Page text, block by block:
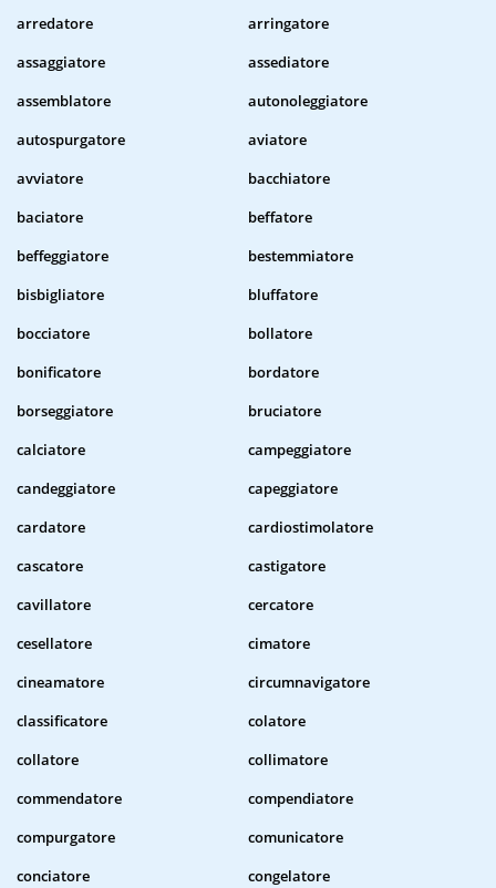
arredatore
arringatore
assaggiatore
assediatore
assemblatore
autonoleggiatore
autospurgatore
aviatore
avviatore
bacchiatore
baciatore
beffatore
beffeggiatore
bestemmiatore
bisbigliatore
bluffatore
bocciatore
bollatore
bonificatore
bordatore
borseggiatore
bruciatore
calciatore
campeggiatore
candeggiatore
capeggiatore
cardatore
cardiostimolatore
cascatore
castigatore
cavillatore
cercatore
cesellatore
cimatore
cineamatore
circumnavigatore
classificatore
colatore
collatore
collimatore
commendatore
compendiatore
compurgatore
comunicatore
conciatore
congelatore